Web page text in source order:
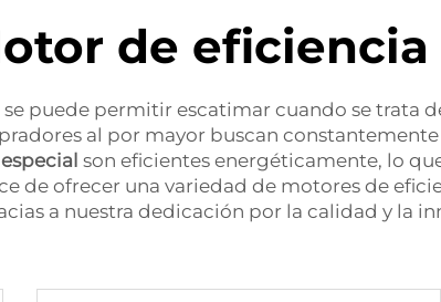
de
puede permitir escatimar cuando se trata
al por mayor buscan
son eficientes energéticamente, lo
de ofrecer una variedad de motores de
a nuestra dedicación por la calidad y la